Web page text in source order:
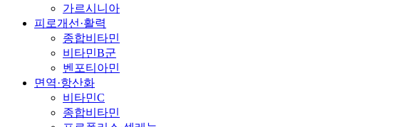
가르시니아
피로개선·활력
종합비타민
비타민B군
벤포티아민
면역·항산화
비타민C
종합비타민